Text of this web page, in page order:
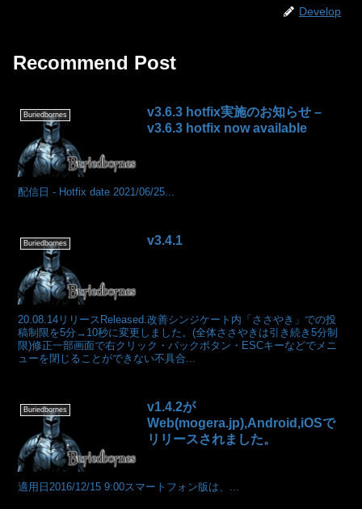
Develop
Recommend Post
Buriedbornes
v3.6.3 hotfix実施のお知らせ –
v3.6.3 hotfix now available
配信日 - Hotfix date 2021/06/25...
Buriedbornes v3.4.1
20.08.14リリースReleased.改善シンジケート内「ささやき」での投
稿制限を5分→10秒に変更しました。(全体ささやきは引き続き5分制
限)修正一部画面で右クリック・バックボタン・ESCキーなどでメニ
ューを閉じることができない不具合...
Buriedbornes
v1.4.2が
Web(mogera.jp),Android,iOSで
リリースされました。
適用日2016/12/15 9:00スマートフォン版は、...